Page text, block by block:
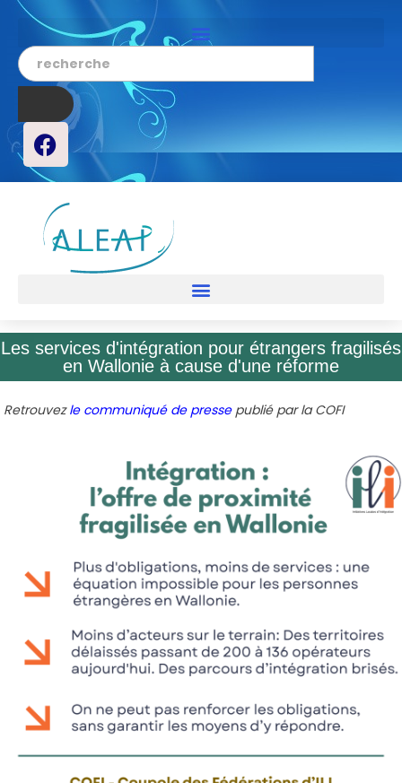
Les services d'intégration pour étrangers fragilisés
en Wallonie à cause d'une réforme
Retrouvezle communiqué de pressepublié par la COFI